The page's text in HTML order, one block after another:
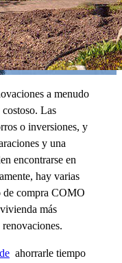
a menudo
Las
o inversiones, y
y una
encontrarse en
hay varias
de compra COMO
más
ahorrarle tiempo